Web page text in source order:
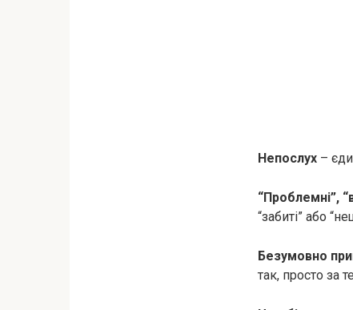
Непослух –
“Проблемні”,
“забиті” або
Безумовно
так, просто за